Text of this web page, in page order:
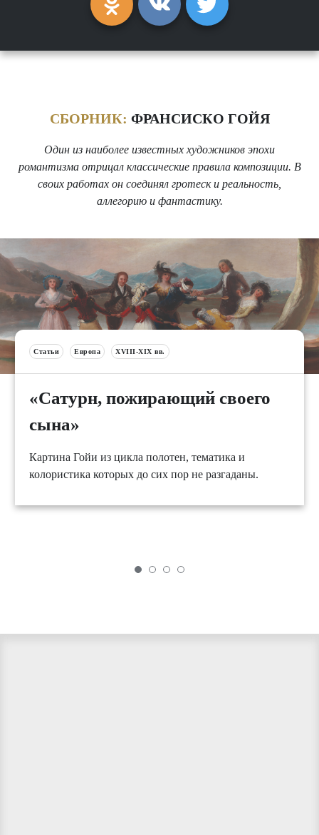
СБОРНИК: ФРАНСИСКО ГОЙЯ
Один из наиболее известных художников эпохи
романтизма отрицал классические правила композиции. В
своих работах он соединял гротеск и реальность,
аллегорию и фантастику.
Статьи Европа XVIII-XIX вв.
«Сатурн, пожирающий своего
сына»
Картина Гойи из цикла полотен, тематика и
колористика которых до сих пор не разгаданы.